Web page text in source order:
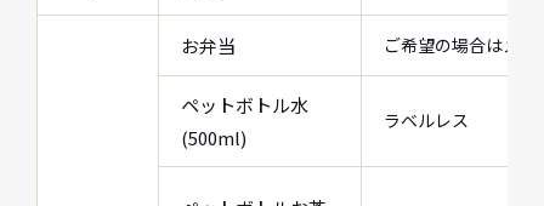
お弁当 ご希望の場合はメ
ペットボトル水
(500ml)
ラベルレス